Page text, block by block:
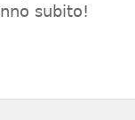
subito!